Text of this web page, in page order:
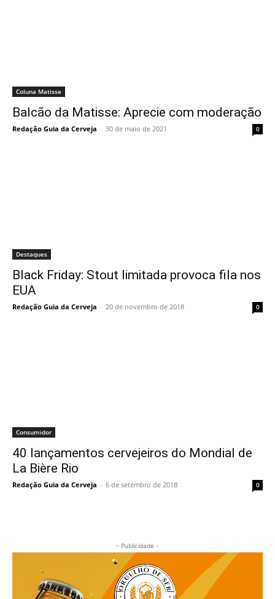
Coluna Matisse
Balcão da Matisse: Aprecie com moderação
Redação Guia da Cerveja - 30 de maio de 2021 0
Destaques
Black Friday: Stout limitada provoca fila nos
EUA
Redação Guia da Cerveja - 20 de novembro de 2018 0
Consumidor
40 lançamentos cervejeiros do Mondial de
La Bière Rio
Redação Guia da Cerveja - 6 de setembro de 2018 0
- Publicidade -